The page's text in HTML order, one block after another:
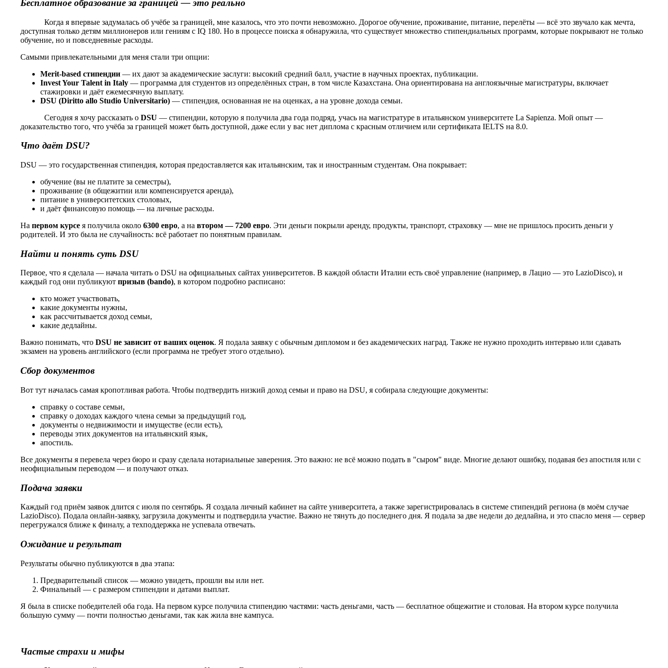
Бесплатное образование за границей — это реально
Когда я впервые задумалась об учёбе за границей, мне казалось, что это почти невозможно. Дорогое обучение, проживание, питание, перелёты — всё это звучало как мечта,
доступная только детям миллионеров или гениям с IQ 180. Но в процессе поиска я обнаружила, что существует множество стипендиальных программ, которые покрывают не только
обучение, но и повседневные расходы.
Самыми привлекательными для меня стали три опции:
Merit-based стипендии — их дают за академические заслуги: высокий средний балл, участие в научных проектах, публикации.
InvestYour Talent in Italy — программа для студентов из определённых стран, в том числе Казахстана. Она ориентирована на англоязычные магистратуры, включает
стажировки и даёт ежемесячную выплату.
DSU (Diritto allo Studio Universitario) — стипендия, основанная не на оценках, а на уровне дохода семьи.
Сегодня я хочу рассказать оDSU — стипендии, которую я получила два года подряд, учась на магистратуре в итальянском университете La Sapienza. Мой опыт —
доказательство того, что учёба за границей может быть доступной, даже если у вас нет диплома с красным отличием или сертификата IELTS на 8.0.
Что даётDSU?
DSU — это государственная стипендия, которая предоставляется как итальянским, так и иностранным студентам. Она покрывает:
обучение (вы не платите за семестры),
проживание (в общежитии или компенсируется аренда),
питание в университетских столовых,
и даёт финансовую помощь — на личные расходы.
Напервом курсе я получила около6300 евро, а навтором — 7200 евро. Эти деньги покрыли аренду, продукты, транспорт, страховку — мне не пришлось просить деньги у
родителей. И это была не случайность: всё работает по понятным правилам.
Найти и понять суть DSU
Первое, что я сделала — начала читать о DSU на официальных сайтах университетов. В каждой области Италии есть своё управление (например, в Лацио — это LazioDisco), и
каждый год они публикуютпризыв (bando), в котором подробно расписано:
кто может участвовать,
какие документы нужны,
как рассчитывается доход семьи,
какие дедлайны.
Важно понимать, чтоDSU не зависит от ваших оценок. Я подала заявку с обычным дипломом и без академических наград. Также не нужно проходить интервью или сдавать
экзамен на уровень английского (если программа не требует этого отдельно).
Сбор документов
Вот тут началась самая кропотливая работа. Чтобы подтвердить низкий доход семьи и право на DSU, я собирала следующие документы:
справку о составе семьи,
справку о доходах каждого члена семьи за предыдущий год,
документы о недвижимости и имуществе (если есть),
переводы этих документов на итальянский язык,
апостиль.
Все документы я перевела через бюро и сразу сделала нотариальные заверения. Это важно: не всё можно подать в "сыром" виде. Многие делают ошибку, подавая без апостиля или с
неофициальным переводом — и получают отказ.
Подача заявки
Каждый год приём заявок длится с июля по сентябрь. Я создала личный кабинет на сайте университета, а также зарегистрировалась в системе стипендий региона (в моём случае
LazioDisco). Подала онлайн-заявку, загрузила документы и подтвердила участие. Важно не тянуть до последнего дня. Я подала за две недели до дедлайна, и это спасло меня — сервер
перегружался ближе к финалу, а техподдержка не успевала отвечать.
Ожидание и результат
Результаты обычно публикуются в два этапа:
Предварительный список — можно увидеть, прошли вы или нет.
Финальный — с размером стипендии и датами выплат.
Я была в списке победителей оба года. На первом курсе получила стипендию частями: часть деньгами, часть — бесплатное общежитие и столовая. На втором курсе получила
большую сумму — почти полностью деньгами, так как жила вне кампуса.
Частые страхи и мифы